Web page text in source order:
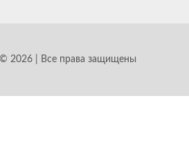
2026 | Все права защищены